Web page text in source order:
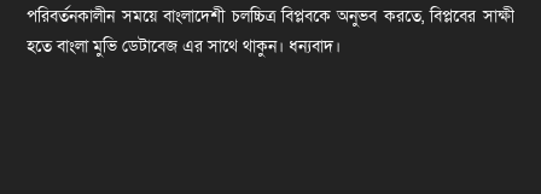
পরিবর্তনকালীন সময়ে বাংলাদেশী চলচ্চিত্র বিপ্লবকে অনুভব করতে, বিপ্লবের সাক্ষী
হতে বাংলা মুভি ডেটাবেজ এর সাথে থাকুন। ধন্যবাদ।